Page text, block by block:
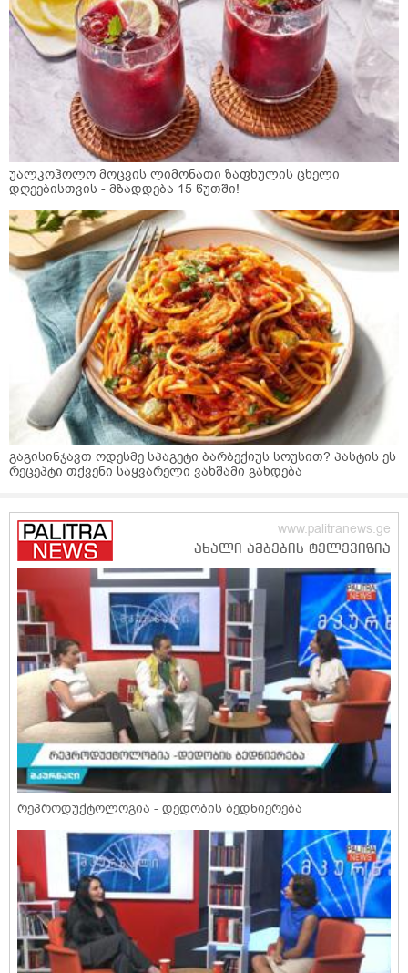
უალკოჰოლო მოცვის ლიმონათი ზაფხულის ცხელი
დღეებისთვის - მზადდება 15 წუთში!
გაგისინჯავთ ოდესმე სპაგეტი ბარბექიუს სოუსით? პასტის ეს
რეცეპტი თქვენი საყვარელი ვახშამი გახდება
რეპროდუქტოლოგია - დედობის ბედნიერება